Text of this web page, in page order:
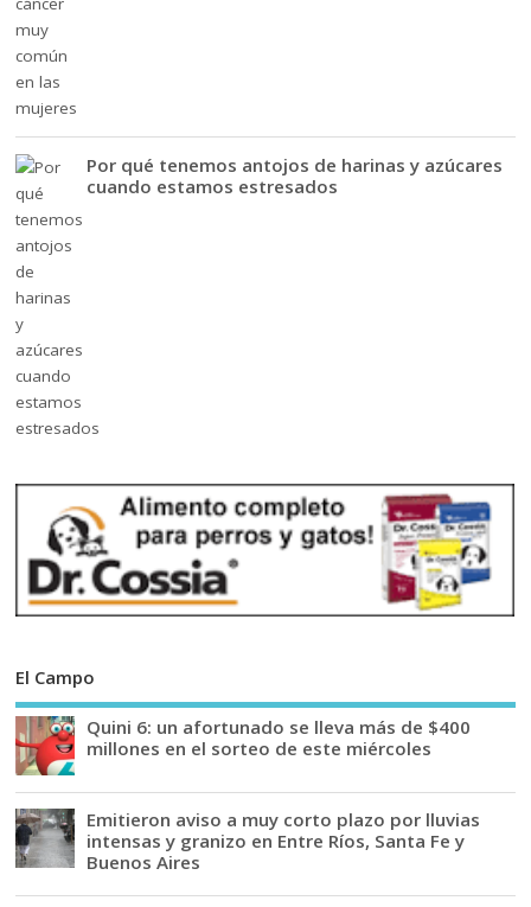
Por qué tenemos antojos de harinas y azúcares
cuando estamos estresados
El Campo
Quini 6: un afortunado se lleva más de $400
millones en el sorteo de este miércoles
Emitieron aviso a muy corto plazo por lluvias
intensas y granizo en Entre Ríos, Santa Fe y
Buenos Aires